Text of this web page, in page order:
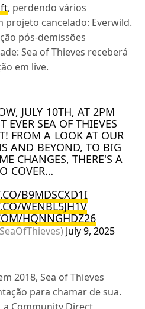
, perdendo vários
cancelado: Everwild.
pós-demissões
Sea of Thieves receberá
em live.
JULY 10TH, AT 2PM
EVER SEA OF THIEVES
FROM A LOOK AT OUR
AND BEYOND, TO BIG
CHANGES, THERE'S A
COVER…
B9MDSCXD1I
WENBL5JH1V
HQNNGHDZ26
July 9, 2025
2018, Sea of Thieves
para chamar de sua.